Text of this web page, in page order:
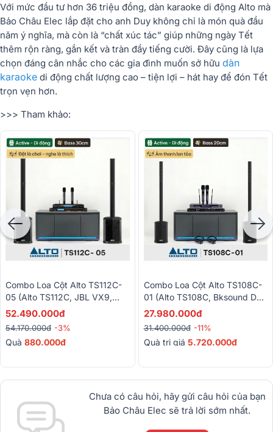
Với mức đầu tư hơn 36 triệu đồng, dàn karaoke di động Alto mà
Bảo Châu Elec lắp đặt cho anh Duy không chỉ là món quà đầu
năm ý nghĩa, mà còn là “chất xúc tác” giúp những ngày Tết
thêm rộn ràng, gắn kết và tràn đầy tiếng cười. Đây cũng là lựa
chọn đáng cân nhắc cho các gia đình muốn sở hữu dàn
karaoke di động chất lượng cao – tiện lợi – hát hay để đón Tết
trọn vẹn hơn.
>>> Tham khảo:
Combo Loa Cột Alto TS112C-
05 (Alto TS112C, JBL VX9,
Baiervires BS9800)
52.490.000đ
54.170.000đ -3%
Quà 880.000đ
Combo Loa Cột Alto TS108C-
01 (Alto TS108C, Bksound DSP
9000 Plus, Bksound M200)
27.980.000đ
31.400.000đ -11%
Quà trị giá 5.720.000đ
Chưa có câu hỏi, hãy gửi câu hỏi của bạn
Bảo Châu Elec sẽ trả lời sớm nhất.